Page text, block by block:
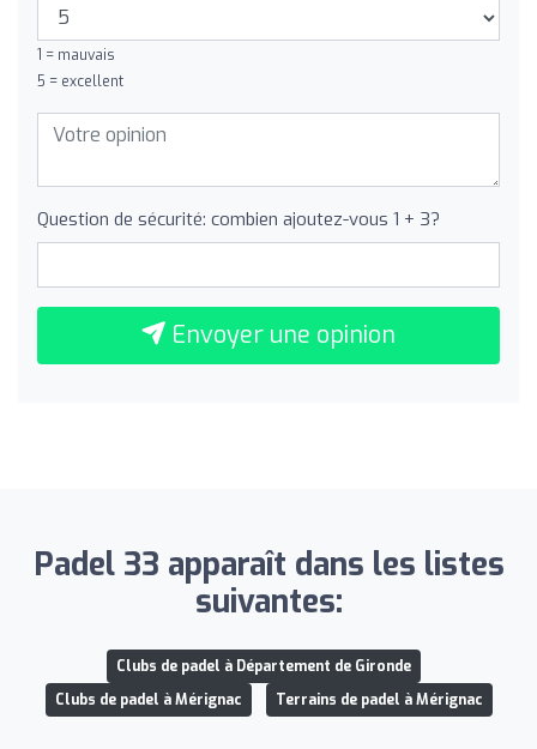
1 = mauvais
5 = excellent
Question de sécurité: combien ajoutez-vous 1 + 3?
Envoyer une opinion
Padel 33 apparaît dans les listes
suivantes:
Clubs de padel à Département de Gironde
Clubs de padel à Mérignac
Terrains de padel à Mérignac